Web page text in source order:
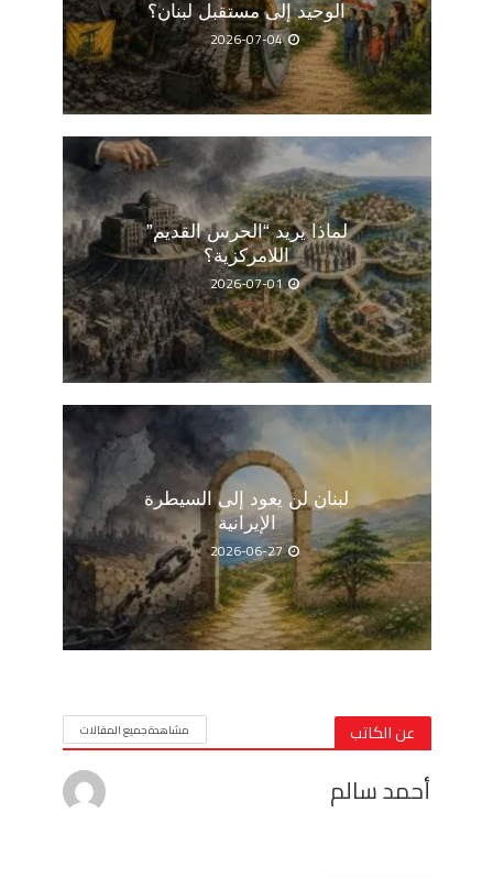
الوحيد إلى مستقبل لبنان؟
2026-07-04
لماذا يريد “الحرس القديم”
اللامركزية؟
2026-07-01
لبنان لن يعود إلى السيطرة
الإيرانية
2026-06-27
عن الكاتب مشاهدة جميع المقالات
أحمد سالم